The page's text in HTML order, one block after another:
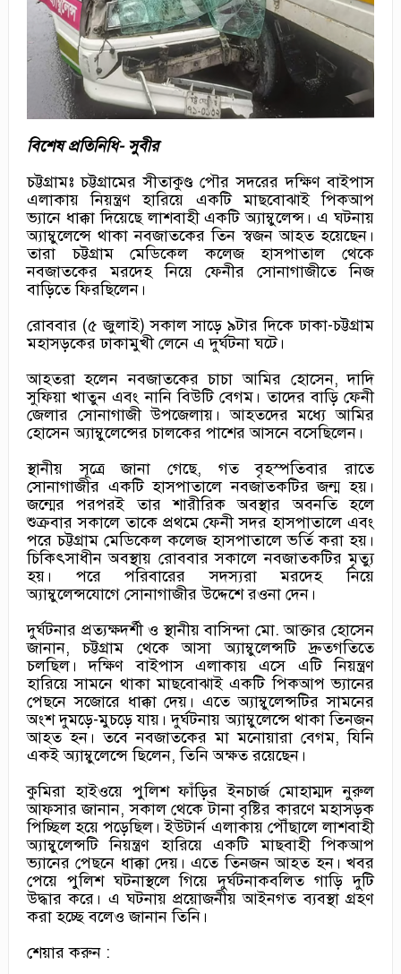
বিশেষ প্রতিনিধি- সুবীর
চট্টগ্রামঃ চট্টগ্রামের সীতাকুণ্ড পৌর সদরের দক্ষিণ বাইপাস
এলাকায় নিয়ন্ত্রণ হারিয়ে একটি মাছবোঝাই পিকআপ
ভ্যানে ধাক্কা দিয়েছে লাশবাহী একটি অ্যাম্বুলেন্স। এ ঘটনায়
অ্যাম্বুলেন্সে থাকা নবজাতকের তিন স্বজন আহত হয়েছেন।
তারা চট্টগ্রাম মেডিকেল কলেজ হাসপাতাল থেকে
নবজাতকের মরদেহ নিয়ে ফেনীর সোনাগাজীতে নিজ
বাড়িতে ফিরছিলেন।
রোববার (৫ জুলাই) সকাল সাড়ে ৯টার দিকে ঢাকা-চট্টগ্রাম
মহাসড়কের ঢাকামুখী লেনে এ দুর্ঘটনা ঘটে।
আহতরা হলেন নবজাতকের চাচা আমির হোসেন, দাদি
সুফিয়া খাতুন এবং নানি বিউটি বেগম। তাদের বাড়ি ফেনী
জেলার সোনাগাজী উপজেলায়। আহতদের মধ্যে আমির
হোসেন অ্যাম্বুলেন্সের চালকের পাশের আসনে বসেছিলেন।
স্থানীয় সূত্রে জানা গেছে, গত বৃহস্পতিবার রাতে
সোনাগাজীর একটি হাসপাতালে নবজাতকটির জন্ম হয়।
জন্মের পরপরই তার শারীরিক অবস্থার অবনতি হলে
শুক্রবার সকালে তাকে প্রথমে ফেনী সদর হাসপাতালে এবং
পরে চট্টগ্রাম মেডিকেল কলেজ হাসপাতালে ভর্তি করা হয়।
চিকিৎসাধীন অবস্থায় রোববার সকালে নবজাতকটির মৃত্যু
হয়। পরে পরিবারের সদস্যরা মরদেহ নিয়ে
অ্যাম্বুলেন্সযোগে সোনাগাজীর উদ্দেশে রওনা দেন।
দুর্ঘটনার প্রত্যক্ষদর্শী ও স্থানীয় বাসিন্দা মো. আক্তার হোসেন
জানান, চট্টগ্রাম থেকে আসা অ্যাম্বুলেন্সটি দ্রুতগতিতে
চলছিল। দক্ষিণ বাইপাস এলাকায় এসে এটি নিয়ন্ত্রণ
হারিয়ে সামনে থাকা মাছবোঝাই একটি পিকআপ ভ্যানের
পেছনে সজোরে ধাক্কা দেয়। এতে অ্যাম্বুলেন্সটির সামনের
অংশ দুমড়ে-মুচড়ে যায়। দুর্ঘটনায় অ্যাম্বুলেন্সে থাকা তিনজন
আহত হন। তবে নবজাতকের মা মনোয়ারা বেগম, যিনি
একই অ্যাম্বুলেন্সে ছিলেন, তিনি অক্ষত রয়েছেন।
কুমিরা হাইওয়ে পুলিশ ফাঁড়ির ইনচার্জ মোহাম্মদ নুরুল
আফসার জানান, সকাল থেকে টানা বৃষ্টির কারণে মহাসড়ক
পিচ্ছিল হয়ে পড়েছিল। ইউটার্ন এলাকায় পৌঁছালে লাশবাহী
অ্যাম্বুলেন্সটি নিয়ন্ত্রণ হারিয়ে একটি মাছবাহী পিকআপ
ভ্যানের পেছনে ধাক্কা দেয়। এতে তিনজন আহত হন। খবর
পেয়ে পুলিশ ঘটনাস্থলে গিয়ে দুর্ঘটনাকবলিত গাড়ি দুটি
উদ্ধার করে। এ ঘটনায় প্রয়োজনীয় আইনগত ব্যবস্থা গ্রহণ
করা হচ্ছে বলেও জানান তিনি।
শেয়ার করুন :